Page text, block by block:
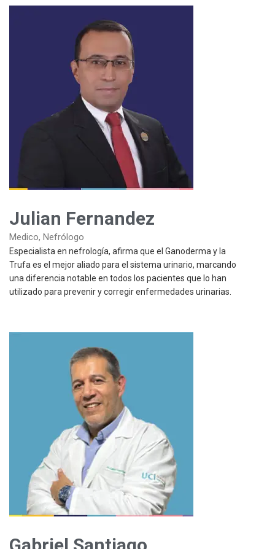
Julian Fernandez
Medico, Nefrólogo
Trufa es el mejor aliado para el sistema urinario, marcando
una diferencia notable en todos los pacientes que lo han
utilizado para prevenir y corregir enfermedades urinarias.
Gabriel Santiago
Medico,Cardiovascular
funciones y beneficios de los hongos, presentando un estudio